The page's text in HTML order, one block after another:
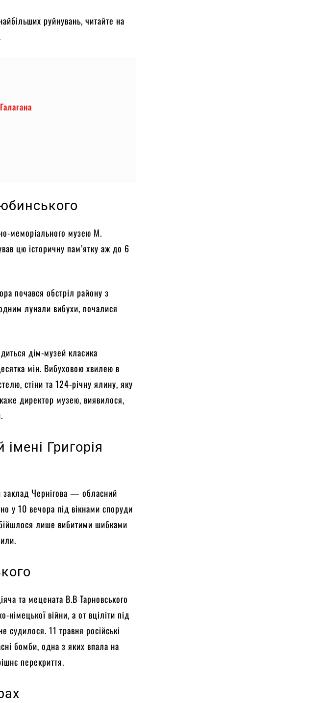
руйнувань, читайте на
меморіального музею М.
цю історичну пам’ятку аж до 6
почався обстріл району з
лунали вибухи, почалися
дім-музей класика
мін. Вибуховою хвилею в
стіни та 124-річну ялину, яку
директор музею, виявилося,
Григорія
Чернігова — обласний
у 10 вечора під вікнами споруди
лише вибитими шибками
та мецената В.В Тарновського
німецької війни, а от вціліти під
судилося. 11 травня російські
бомби, одна з яких впала на
перекриття.